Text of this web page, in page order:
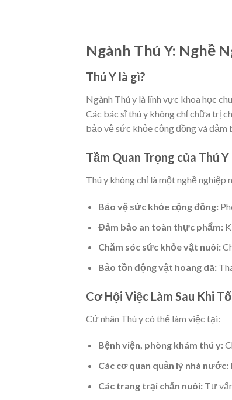
Ngành Thú Y: Nghề
Thú Y là gì?
Ngành Thú y là lĩnh vực khoa học
Các bác sĩ thú y không chỉ chữa trị
bảo vệ sức khỏe cộng đồng và đảm
Tầm Quan Trọng của Thú
Thú y không chỉ là một nghề nghiệp
Bảo vệ sức khỏe cộng đồng:
Đảm bảo an toàn thực phẩm:
Chăm sóc sức khỏe vật nuôi:
Bảo tồn động vật hoang dã:
Cơ Hội Việc Làm Sau Khi
Cử nhân Thú y có thể làm việc tại:
Bệnh viện, phòng khám thú y:
Các cơ quan quản lý nhà nước:
Các trang trại chăn nuôi:Tư